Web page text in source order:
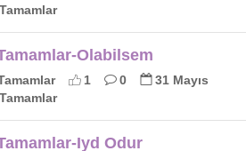
Olabilsem
1 0
31 Mayıs
Iyd Odur